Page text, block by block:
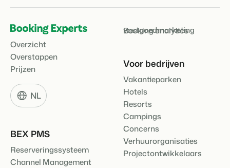
Overzicht
Overstappen
Prijzen
NL
BEX PMS
Reserveringssysteem
Channel Management
vastgoedmarketing
Booking analytics
Voor bedrijven
Vakantieparken
Hotels
Resorts
Campings
Concerns
Verhuurorganisaties
Projectontwikkelaars